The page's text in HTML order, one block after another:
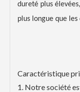
dureté plus
plus longue que
Caractéristique
1. Notre société